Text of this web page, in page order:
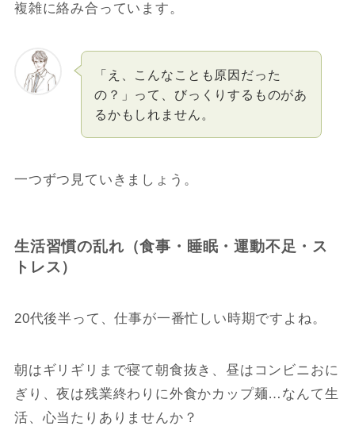
複雑に絡み合っています。
「え、こんなことも原因だった
の？」って、びっくりするものがあ
るかもしれません。
一つずつ見ていきましょう。
生活習慣の乱れ（食事・睡眠・運動不足・ス
トレス）
20代後半って、仕事が一番忙しい時期ですよね。
朝はギリギリまで寝て朝食抜き、昼はコンビニおに
ぎり、夜は残業終わりに外食かカップ麺…なんて生
活、心当たりありませんか？